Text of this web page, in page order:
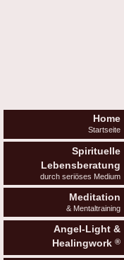
Home
Startseite
Spirituelle
Lebensberatung
durch seriöses Medium
Meditation
& Mentaltraining
Angel-Light &
Healingwork®